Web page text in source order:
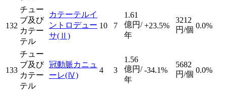
132
チュー
ブ及び
カテー
テル
カテーテルイ
ントロデュー
サ(Ⅱ)
10 7
1.61
億円/
年
+23.5%
3212
円/個 0.0%
133
チュー
ブ及び
カテー
テル
冠動脈カニュ
ーレ(Ⅳ)
4 3
1.56
億円/
年
-34.1%
5682
円/個 0.0%